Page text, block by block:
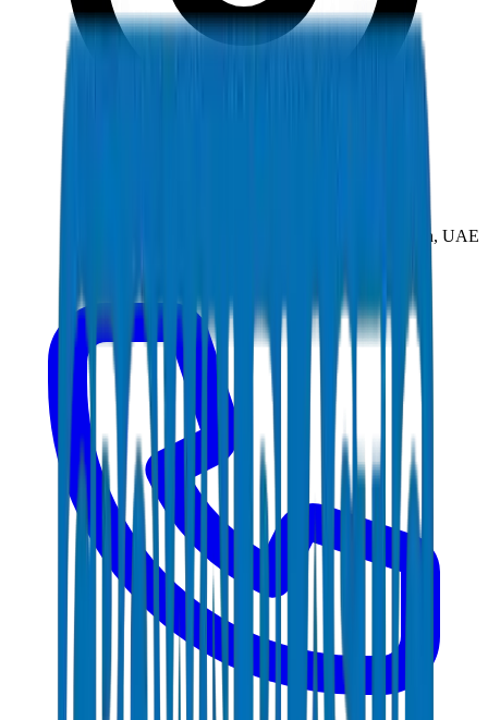
New Industrial Area, Umm Al Quwain, UAE